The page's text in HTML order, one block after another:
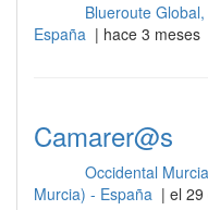
Blueroute Global,
España | hace 3 meses
Camarer@s
Occidental
Murcia) - España | el